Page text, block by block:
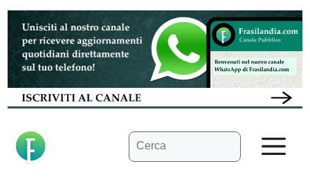
Vai
contenuto
Ricerca
per: